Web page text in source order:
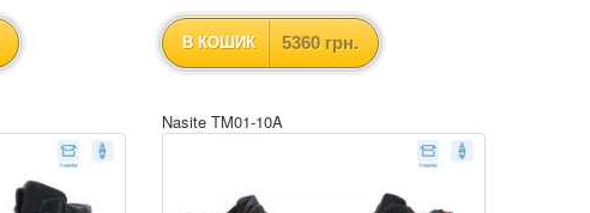
В КОШИК 5360 грн.
Nasite TM01-10A